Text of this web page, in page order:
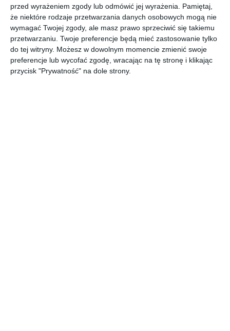
przed wyrażeniem zgody lub odmówić jej wyrażenia.
Pamiętaj,
że niektóre rodzaje przetwarzania danych osobowych mogą nie
wymagać Twojej zgody, ale masz prawo sprzeciwić się takiemu
przetwarzaniu. Twoje preferencje będą mieć zastosowanie tylko
do tej witryny. Możesz w dowolnym momencie zmienić swoje
preferencje lub wycofać zgodę, wracając na tę stronę i klikając
przycisk "Prywatność" na dole strony.
ARMANI
EXCHANGE
0AX3134U
8394 351,
20
przejdź do
sklepu
D BY D
DBOU0004
DH00
179,
40
przejdź do
sklepu
ARMANI
EXCHANGE
0AX3126
8379 449,
00
przejdź do
sklepu
ARMANI
EXCHANGE
0AX1014
6060 459,
00
przejdź do
sklepu